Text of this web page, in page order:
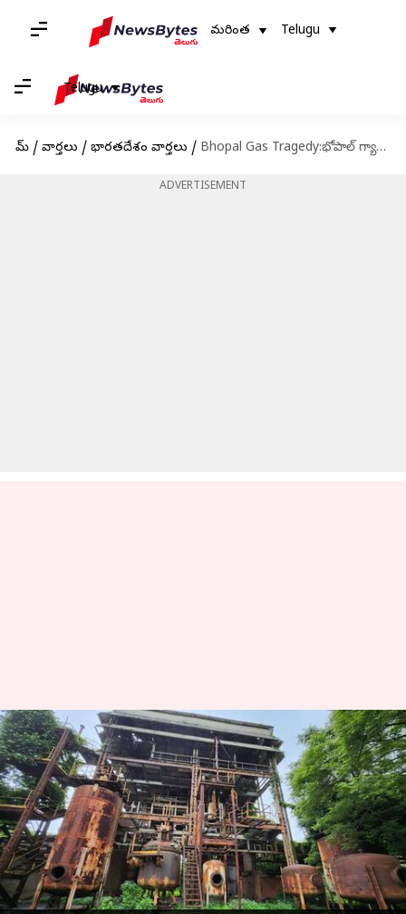
మరింత Telugu
Telugu
హోమ్ / వార్తలు / భారతదేశం వార్తలు / Bhopal Gas Tragedy:భోపాల్ గ్యాస్ ప్రమాదం జరిగిన 40 ఏళ్లకు కీలక నిర్ణయం.. టాక్సిక్ వేస్ట్ నుండి విముక్తి
ADVERTISEMENT
Bhopal Gas Tragedy:భోపాల్ గ్యాస్
ప్రమాదం జరిగిన 40 ఏళ్లకు కీలక
నిర్ణయం.. టాక్సిక్ వేస్ట్ నుండి
విముక్తి
వ్రాసిన వారు Sirish Praharaju Jan 02, 2025 09:59 am
ఈ వార్తాకథనం ఏంటి